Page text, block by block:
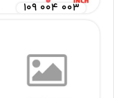
۱۰۹ ۰۰۴ ۰۰۳